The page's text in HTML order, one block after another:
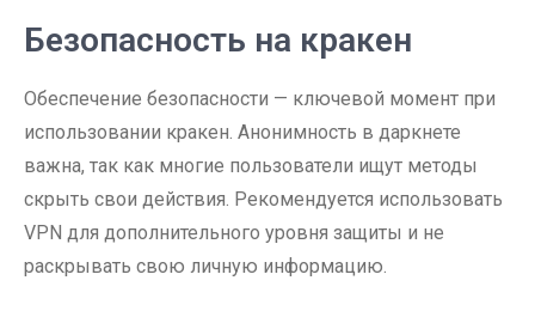
Безопасность на кракен
Обеспечение безопасности — ключевой момент при
использовании кракен. Анонимность в даркнете
важна, так как многие пользователи ищут методы
скрыть свои действия. Рекомендуется использовать
VPN для дополнительного уровня защиты и не
раскрывать свою личную информацию.